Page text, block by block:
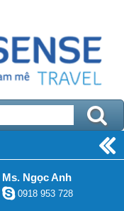
Ms. Ngọc Anh
0918 953 728